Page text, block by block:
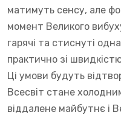
матимуть сенсу, але
момент Великого
гарячі та стиснуті
практично зі
Ці умови будуть
Всесвіт стане
віддалене майбутнє і